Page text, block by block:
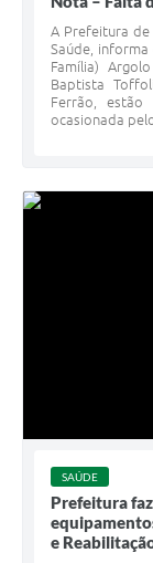
A Prefeitura
Saúde, informa
Família)
Baptista
Ferrão,
ocasionada
SAÚDE
Prefeitura
e